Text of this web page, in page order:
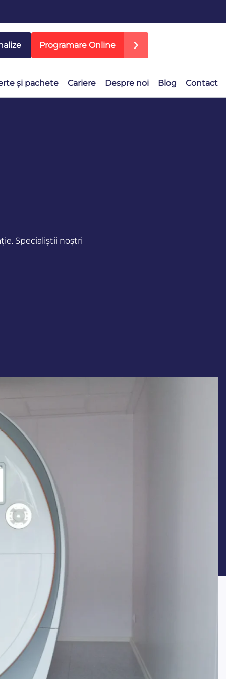
Programare Online
și pachete Cariere Despre noi Blog Contact
Specialiștii noștri